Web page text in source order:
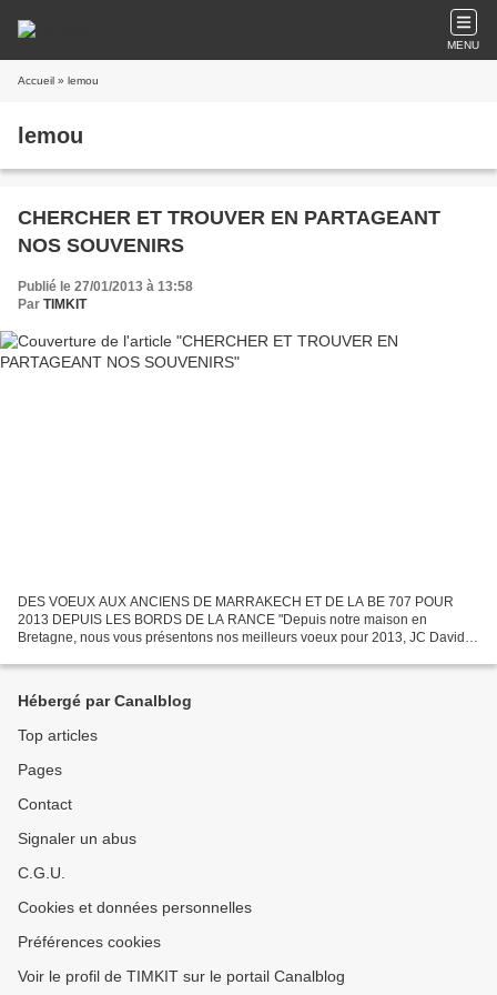
MENU
Accueil » lemou
lemou
CHERCHER ET TROUVER EN PARTAGEANT
NOS SOUVENIRS
Publié le 27/01/2013 à 13:58
Par TIMKIT
DES VOEUX AUX ANCIENS DE MARRAKECH ET DE LA BE 707 POUR
2013 DEPUIS LES BORDS DE LA RANCE "Depuis notre maison en
Bretagne, nous vous présentons nos meilleurs voeux pour 2013, JC David";
Hébergé par Canalblog
Top articles
Pages
Contact
Signaler un abus
C.G.U.
Cookies et données personnelles
Préférences cookies
Voir le profil de TIMKIT sur le portail Canalblog